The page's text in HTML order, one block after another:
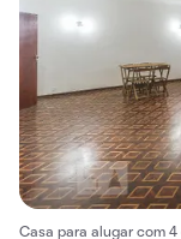
Casa para alugar com